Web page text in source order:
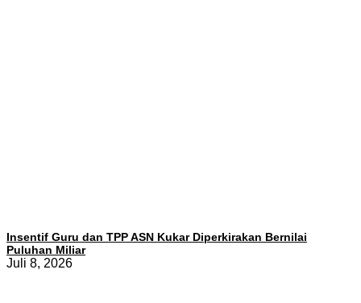
Insentif Guru dan TPP ASN Kukar Diperkirakan Bernilai
Puluhan Miliar
Juli 8, 2026